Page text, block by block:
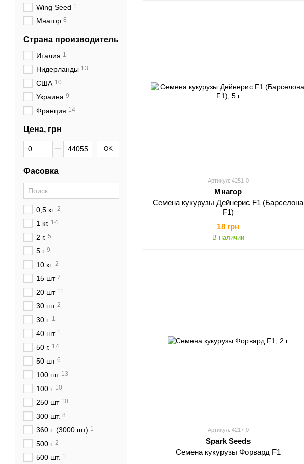
Артикул: 4251-0
Мнагор
Семена кукурузы Дейнерис F1 (Барселона
F1)
18 грн
В наличии
Артикул: 4217-0
Spark Seeds
Семена кукурузы Форвард F1
Wing Seed 1
Мнагор 8
Страна производитель
Италия 1
Нидерланды 13
США 10
Украина 9
Франция 14
Цена, грн
От Цена, грн
До Цена, грн OK
Фасовка
0,5 кг. 2
1 кг. 14
2 г. 5
5 г 9
10 кг. 2
15 шт 7
20 шт 11
30 шт 2
30 г. 1
40 шт 1
50 г. 14
50 шт 6
100 шт 13
100 г 10
250 шт 10
300 шт. 8
360 г. (3000 шт) 1
500 г 2
500 шт. 1